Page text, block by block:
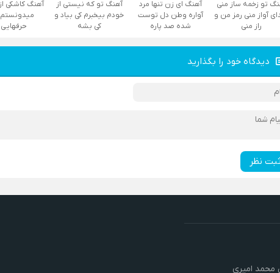
تو زخمه ساز منی
آواز منی رمز من و
راز منی
آهنگ ای زن تنها مرد
آواره وطن دل توست
شده صد پاره
آهنگ تو که نیستی از
خودم بیخبرم کی بیاد و
کی بشه
آهنگ کاشکی
دیدگاه خود را بگذارید
ثبت نظر
محمد امیری